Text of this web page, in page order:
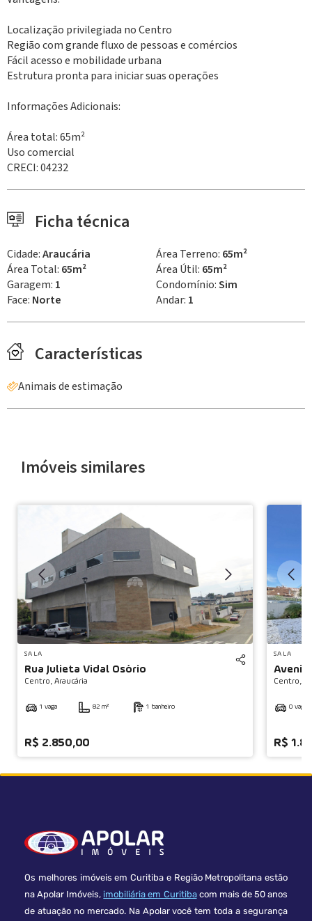
Localização privilegiada no Centro
Região com grande fluxo de pessoas e comércios
Fácil acesso e mobilidade urbana
Estrutura pronta para iniciar suas operações
Informações Adicionais:
Área total: 65m²
Uso comercial
CRECI: 04232
Ficha técnica
Cidade:Araucária Área Terreno: 65m²
Área Total: 65m² Área Útil: 65m²
Garagem: 1 Condomínio:Sim
Face: Norte Andar: 1
Características
Animais de estimação
Imóveis similares
SALA
Rua Julieta Vidal Osório
Centro, Araucária
1 vaga 82 m² 1 banheiro
R$ 2.850,00
SALA
Centro,
0 vaga
R$
Os melhores imóveis em Curitiba e Região Metropolitana estão
na Apolar Imóveis, imobiliária em Curitibacom mais de 50 anos
de atuação no mercado. Na Apolar você tem toda a segurança